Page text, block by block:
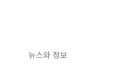
뉴스와 정보